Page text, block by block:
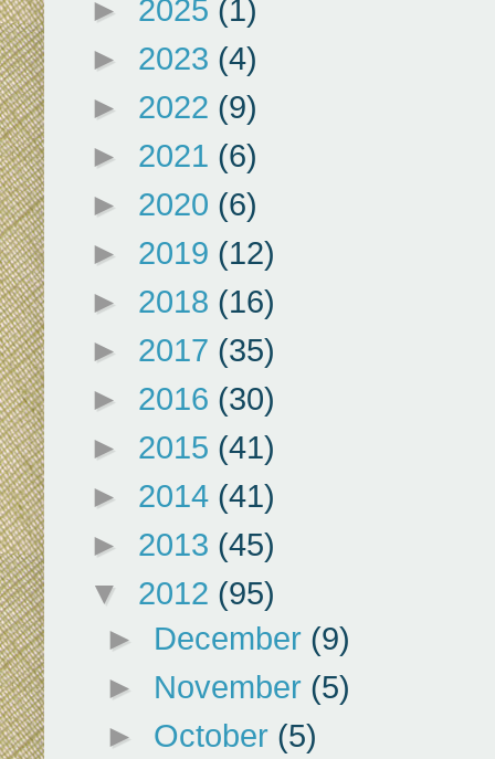
► 2025 (1)
► 2023 (4)
► 2022 (9)
► 2021 (6)
► 2020 (6)
► 2019 (12)
► 2018 (16)
► 2017 (35)
► 2016 (30)
► 2015 (41)
► 2014 (41)
► 2013 (45)
▼ 2012 (95)
► December (9)
► November (5)
► October (5)